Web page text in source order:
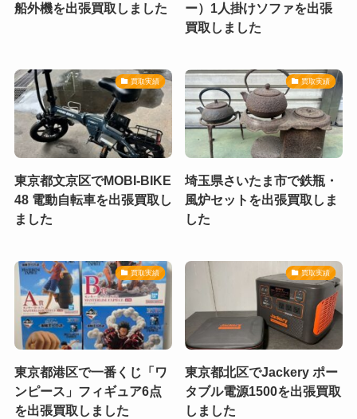
船外機を出張買取しました
ー）1人掛けソファを出張
買取しました
買取実績
東京都文京区でMOBI-BIKE
48 電動自転車を出張買取し
ました
買取実績
埼玉県さいたま市で鉄瓶・
風炉セットを出張買取しま
した
買取実績
東京都港区で一番くじ「ワ
ンピース」フィギュア6点
を出張買取しました
買取実績
東京都北区でJackery ポー
タブル電源1500を出張買取
しました